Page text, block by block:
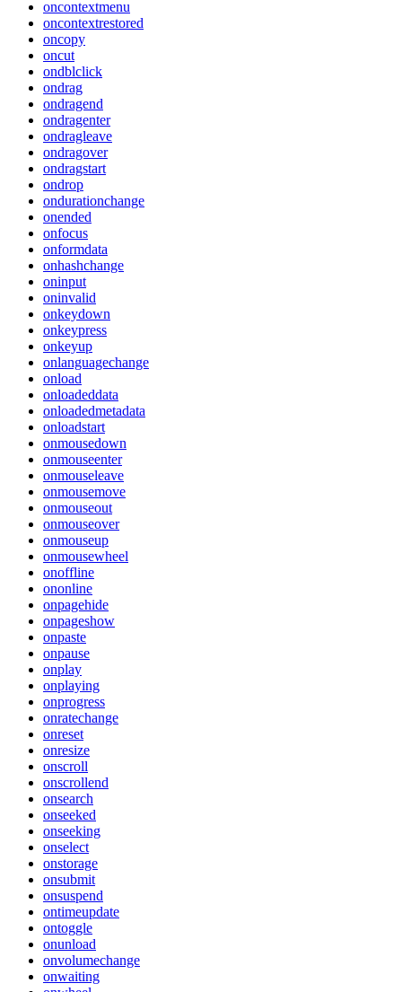
oncontextmenu
oncontextrestored
oncopy
oncut
ondblclick
ondrag
ondragend
ondragenter
ondragleave
ondragover
ondragstart
ondrop
ondurationchange
onended
onfocus
onformdata
onhashchange
oninput
oninvalid
onkeydown
onkeypress
onkeyup
onlanguagechange
onload
onloadeddata
onloadedmetadata
onloadstart
onmousedown
onmouseenter
onmouseleave
onmousemove
onmouseout
onmouseover
onmouseup
onmousewheel
onoffline
ononline
onpagehide
onpageshow
onpaste
onpause
onplay
onplaying
onprogress
onratechange
onreset
onresize
onscroll
onscrollend
onsearch
onseeked
onseeking
onselect
onstorage
onsubmit
onsuspend
ontimeupdate
ontoggle
onunload
onvolumechange
onwaiting